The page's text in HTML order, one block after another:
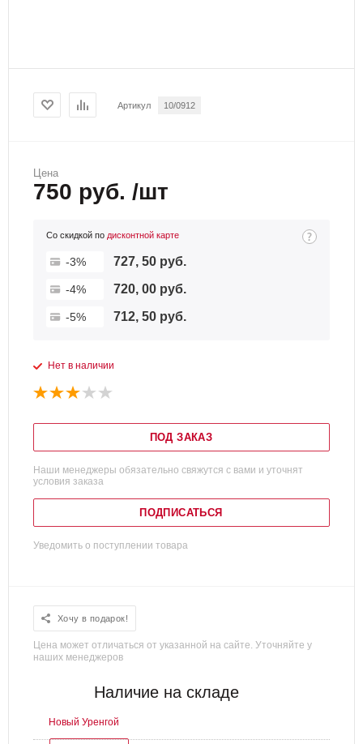
Артикул 10/0912
Цена
750 руб. /шт
Со скидкой по дисконтной карте
-3% 727, 50 руб.
-4% 720, 00 руб.
-5% 712, 50 руб.
Нет в наличии
ПОД ЗАКАЗ
Наши менеджеры обязательно свяжутся с вами и уточнят
условия заказа
ПОДПИСАТЬСЯ
Уведомить о поступлении товара
Хочу в подарок!
Цена может отличаться от указанной на сайте. Уточняйте у
наших менеджеров
Наличие на складе
Новый Уренгой